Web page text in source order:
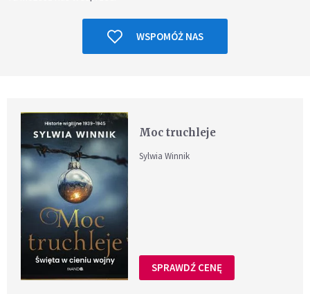
WSPOMÓŻ NAS
Moc truchleje
Sylwia Winnik
SPRAWDŹ CENĘ